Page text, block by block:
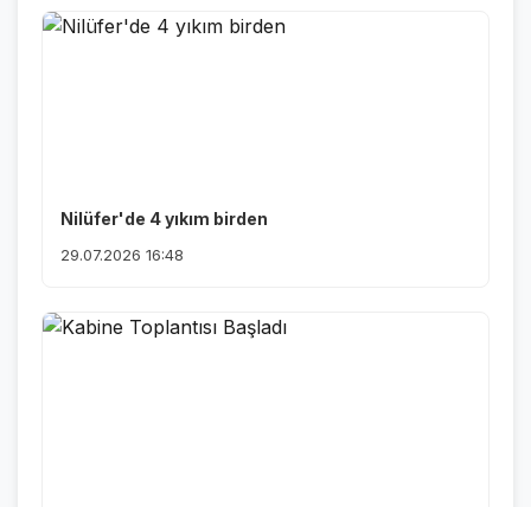
Nilüfer'de 4 yıkım birden
29.07.2026 16:48